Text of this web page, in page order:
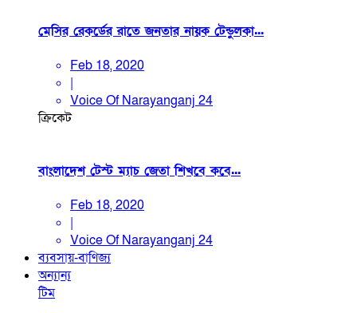
মেসির রেকর্ডের রাতে জনতার নায়ক টেন্ডুলকা...
Feb 18, 2020
|
Voice Of Narayanganj 24
ক্রিকেট
বাংলাদেশ টেস্ট ম্যাচ জেতা শিখবে কবে...
Feb 18, 2020
|
Voice Of Narayanganj 24
ব্যবসায়-বাণিজ্য
অন্যান্য
টিম